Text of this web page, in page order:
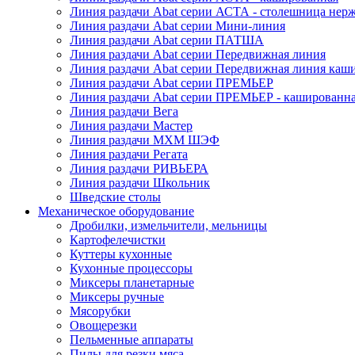
Линия раздачи Abat серии АСТА - столешница
Линия раздачи Abat серии Мини-линия
Линия раздачи Abat серии ПАТША
Линия раздачи Abat серии Передвижная линия
Линия раздачи Abat серии Передвижная линия
Линия раздачи Abat серии ПРЕМЬЕР
Линия раздачи Abat серии ПРЕМЬЕР -
Линия раздачи Вега
Линия раздачи Мастер
Линия раздачи МХМ ШЭФ
Линия раздачи Регата
Линия раздачи РИВЬЕРА
Линия раздачи Школьник
Шведские столы
Механическое оборудование
Дробилки, измельчители, мельницы
Картофелечистки
Куттеры кухонные
Кухонные процессоры
Миксеры планетарные
Миксеры ручные
Мясорубки
Овощерезки
Пельменные аппараты